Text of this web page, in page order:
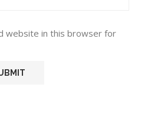
website in this browser for